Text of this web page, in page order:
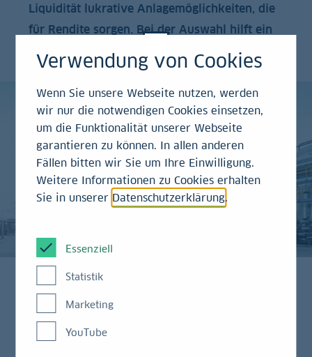
Liquidität lukrative Anlagemöglichkeiten, die
für Rendite sorgen. Bei der Auswahl hilft ein
Performance-Teppich.
Stimmt: Man kann nicht zu viel Geld haben. Aber
man kann sein Geld falsch verteilen – dann verliert
es an Wert, anstatt zu wachsen. Das
Verwendung von Cookies
Wenn Sie unsere Webseite nutzen, werden
wir nur die notwendigen Cookies einsetzen,
um die Funktionalität unserer Webseite
garantieren zu können. In allen anderen
Fällen bitten wir Sie um Ihre Einwilligung.
Weitere Informationen zu Cookies erhalten
Sie in unserer Datenschutzerklärung
Essenziell
Statistik
Marketing
YouTube